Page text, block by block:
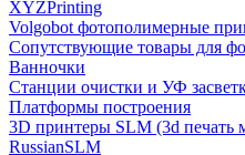
XYZPrinting
Volgobot фотополимерные
Сопутствующие товары для
Ванночки
Станции очистки и УФ
Платформы построения
3D принтеры SLM (3d печать
RussianSLM